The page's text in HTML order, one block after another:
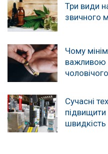
Три види
звичного
Чому
важливою
Сучасні
підвищити